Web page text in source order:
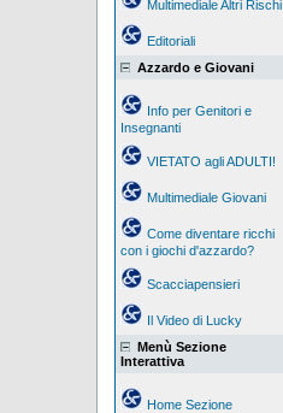
Multimediale Altri Rischi
Editoriali
Azzardo e Giovani
Info per Genitori e
Insegnanti
VIETATO agli ADULTI!
Multimediale Giovani
Come diventare ricchi
con i giochi d'azzardo?
Scacciapensieri
Il Video di Lucky
Menù Sezione
Interattiva
Home Sezione